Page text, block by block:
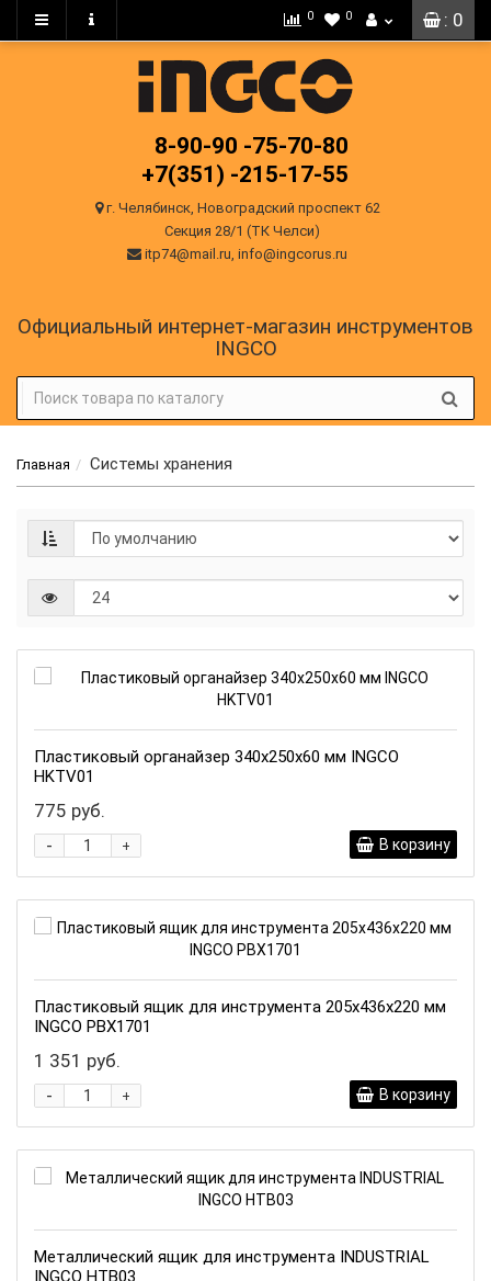
: 0
0 0
8-90-90 -75-70-80
+7(351) -215-17-55
г. Челябинск, Новоградский проспект 62
Секция 28/1 (ТК Челси)
itp74@mail.ru, info@ingcorus.ru
Официальный интернет-магазин инструментов
INGCO
Главная Системы хранения
Пластиковый органайзер 340х250х60 мм INGCO
HKTV01
775 руб.
+
- В корзину
Пластиковый ящик для инструмента 205х436х220 мм
INGCO PBX1701
1 351 руб.
+
- В корзину
Металлический ящик для инструмента INDUSTRIAL
INGCO HTB03